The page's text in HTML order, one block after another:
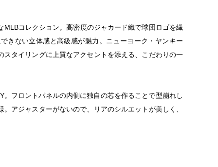
コレクション。高密度のジャカード織で球団ロゴを繊
きない立体感と高級感が魅力。ニューヨーク・ヤンキー
タイリングに上質なアクセントを添える、こだわりの一
フロントパネルの内側に独自の芯を作ることで型崩れし
アジャスターがないので、リアのシルエットが美しく、